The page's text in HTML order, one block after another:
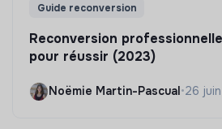
Guide reconversion
Reconversion
pour réussir (2023)
Noëmie Martin-Pascual •26